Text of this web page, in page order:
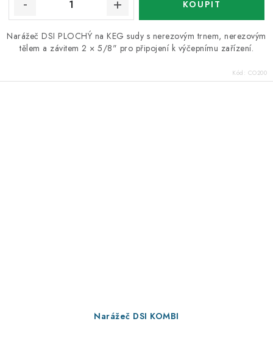
Narážeč DSI PLOCHÝ na KEG sudy s nerezovým trnem, nerezovým
tělem a závitem 2 × 5/8" pro připojení k výčepnímu zařízení.
Kód: CO200
Narážeč DSI KOMBI